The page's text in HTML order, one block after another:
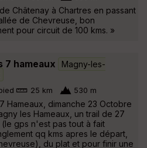
Châtenay à Chartres en passant
de Chevreuse, bon
pour circuit de 100 kms. »
7 hameaux
Magny-les-
25 km 530 m
Hameaux, dimanche 23 Octobre
les Hameaux, un trail de 27
(le gps n'est pas tout à fait
qq kms apres le départ,
du plat et pour finir une